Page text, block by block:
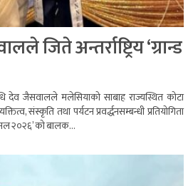
जिते अन्तर्राष्ट्रिय ‘ग्रान्ड
देव जैसवालले मलेसियाको साबाह राज्यस्थित कोटा
संस्कृति तथा पर्यटन प्रवर्द्धनसम्बन्धी प्रतियोगिता
२०२६’ को बालक...